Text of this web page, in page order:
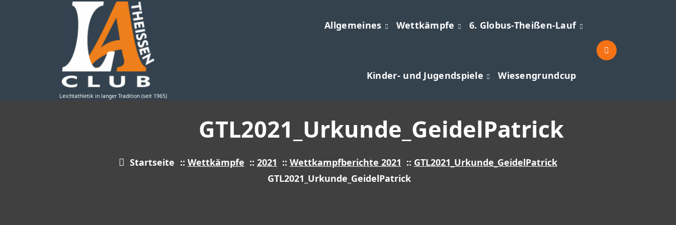
Leichtathletik in langer Tradition (seit 1965)
Allgemeines Wettkämpfe 6. Globus-Theißen-Lauf
Kinder- und Jugendspiele Wiesengrundcup
GTL2021_Urkunde_GeidelPatrick
Startseite :: Wettkämpfe :: 2021 :: Wettkampfberichte 2021 :: GTL2021_Urkunde_GeidelPatrick
GTL2021_Urkunde_GeidelPatrick